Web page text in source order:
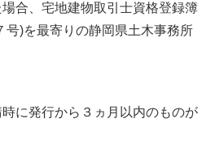
合、宅地建物取引士資格登録簿
号)を最寄りの静岡県土木事務所
に発行から３ヵ月以内のものが